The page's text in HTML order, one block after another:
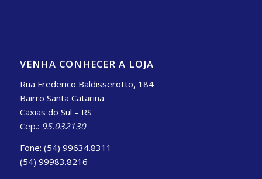
VENHA CONHECER A LOJA
Rua Frederico Baldisserotto, 184
Bairro Santa Catarina
Caxias do Sul – RS
Cep.: 95.032130
Fone: (54) 99634.8311
(54) 99983.8216